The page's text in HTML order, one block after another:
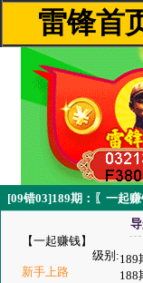
雷锋首
[09错03]189期：〖一起
【一起赚钱】
级别:
新手上路
189
188